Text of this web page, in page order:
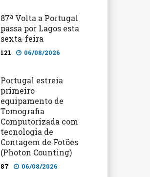
87ª Volta a Portugal
passa por Lagos esta
sexta-feira
121 06/08/2026
Portugal estreia
primeiro
equipamento de
Tomografia
Computorizada com
tecnologia de
Contagem de Fotões
(Photon Counting)
87 06/08/2026